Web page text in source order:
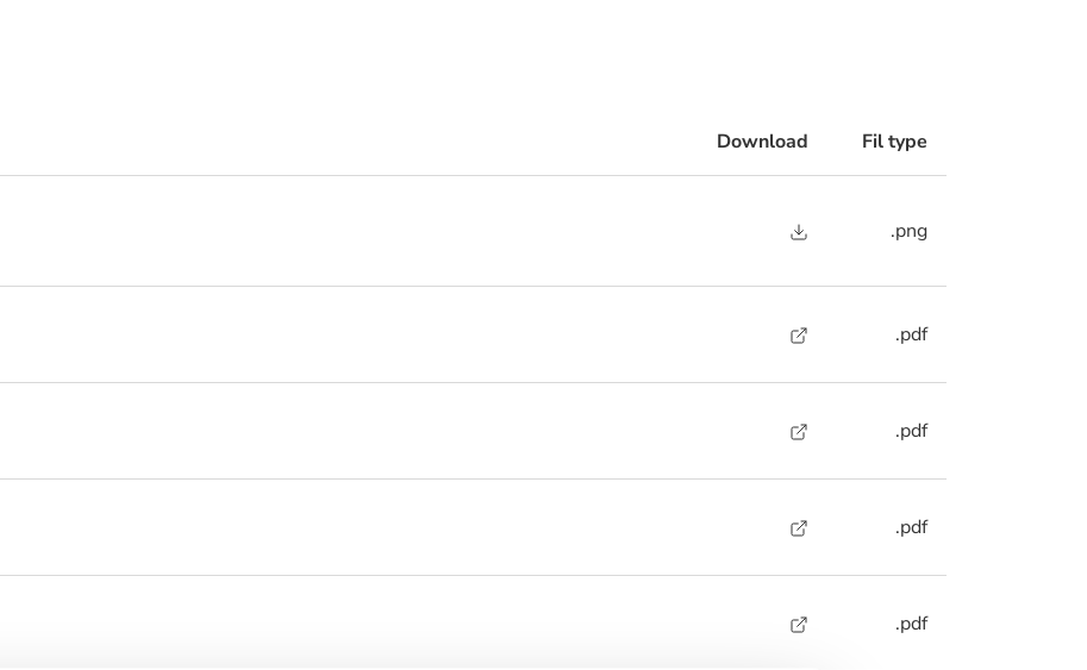
Download Fil type
.png
.pdf
.pdf
.pdf
.pdf